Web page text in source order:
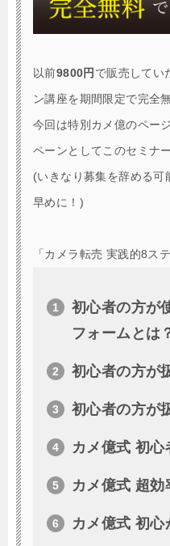
以前9800円 で販売してい
ン講座を期間限定で完全
今回は特別カメ億のペー
ペーンとしてこのセミナ
(いきなり募集を辞める可
早めに！)
「カメラ転売 実践的8ス
初心者の方が
フォームとは
初心者の方が
初心者の方が
カメ億式 初
カメ億式 超
カメ億式 初